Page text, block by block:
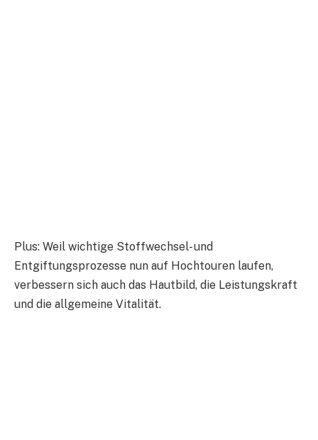
Plus: Weil wichtige Stoffwechsel- und
Entgiftungsprozesse nun auf Hochtouren laufen,
verbessern sich auch das Hautbild, die Leistungskraft
und die allgemeine Vitalität.